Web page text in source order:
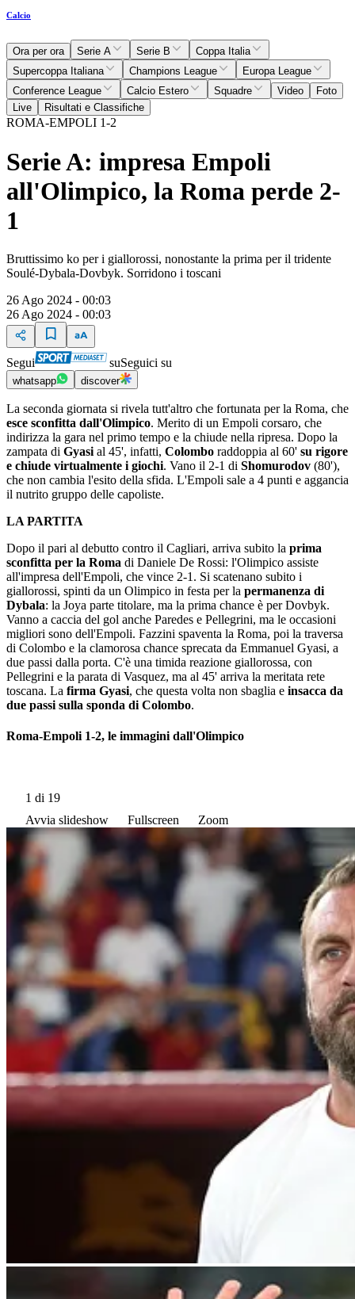
Calcio
Ora per ora Serie A Serie B
Coppa Italia
Supercoppa Italiana
Champions League
Europa League
Conference League
Calcio Estero Squadre Video
Foto
Live
Risultati e Classifiche
ROMA-EMPOLI 1-2
Serie A: impresa Empoli
all'Olimpico, la Roma perde 2-
1
Bruttissimo ko per i giallorossi, nonostante la prima per il tridente
Soulé-Dybala-Dovbyk. Sorridono i toscani
26 Ago 2024 - 00:03
26 Ago 2024 - 00:03
Segui suSeguici su
whatsapp discover
La seconda giornata si rivela tutt'altro che fortunata per la Roma, che
esce sconfitta dall'Olimpico. Merito di un Empoli corsaro, che
indirizza la gara nel primo tempo e la chiude nella ripresa. Dopo la
zampata di Gyasi al 45', infatti, Colombo raddoppia al 60' su rigore
e chiude virtualmente i giochi. Vano il 2-1 di Shomurodov (80'),
che non cambia l'esito della sfida. L'Empoli sale a 4 punti e aggancia
il nutrito gruppo delle capoliste.
LA PARTITA
Dopo il pari al debutto contro il Cagliari, arriva subito la prima
sconfitta per la Roma di Daniele De Rossi: l'Olimpico assiste
all'impresa dell'Empoli, che vince 2-1. Si scatenano subito i
giallorossi, spinti da un Olimpico in festa per la permanenza di
Dybala: la Joya parte titolare, ma la prima chance è per Dovbyk.
Vanno a caccia del gol anche Paredes e Pellegrini, ma le occasioni
migliori sono dell'Empoli. Fazzini spaventa la Roma, poi la traversa
di Colombo e la clamorosa chance sprecata da Emmanuel Gyasi, a
due passi dalla porta. C'è una timida reazione giallorossa, con
Pellegrini e la parata di Vasquez, ma al 45' arriva la meritata rete
toscana. La firma Gyasi, che questa volta non sbaglia e insacca da
due passi sulla sponda di Colombo.
Roma-Empoli 1-2, le immagini dall'Olimpico
1 di 19
Avvia slideshow
Fullscreen Zoom